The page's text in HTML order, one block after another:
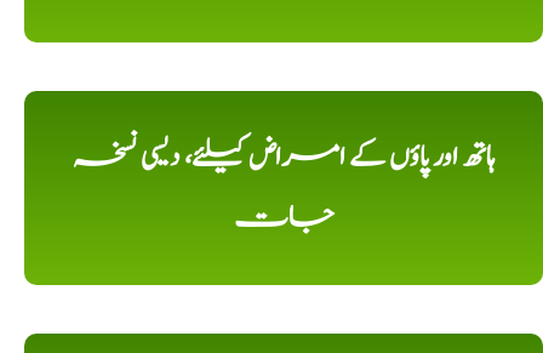
ہاتھ اور پاؤں کے امراض کیلئے، دیسی نسخہ
جات